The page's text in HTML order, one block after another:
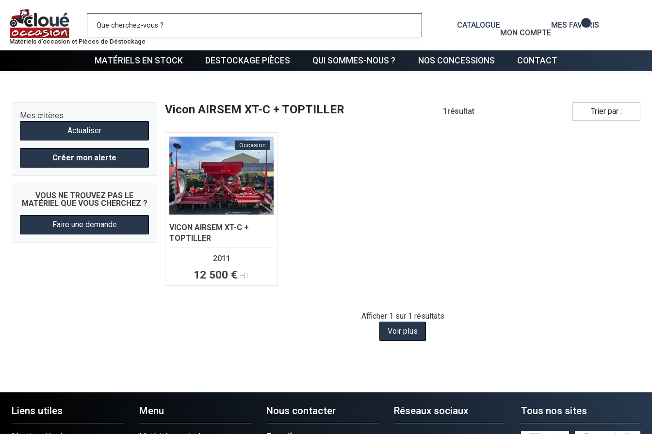
Matériels d’occasion et Pièces de Déstockage
CATALOGUE
MON COMPTE
MES FAVORIS
Mes favoris
MATÉRIELS EN STOCK DESTOCKAGE PIÈCES QUI SOMMES-NOUS ? NOS CONCESSIONS CONTACT
Mes critères :
Actualiser
Créer mon alerte
VOUS NE TROUVEZ PAS LE
MATÉRIEL QUE VOUS CHERCHEZ ?
Faire une demande
Vicon AIRSEM XT-C + TOPTILLER 1 résultat Trier par :
Occasion
VICON AIRSEM XT-C +
TOPTILLER
2011
12 500 € HT
Afficher 1 sur 1 résultats
Voir plus
Liens utiles Menu Nous contacter Réseaux sociaux Tous nos sites